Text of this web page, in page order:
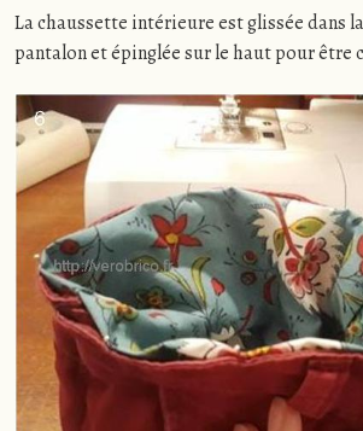
La chaussette intérieure est glissée dans
pantalon et épinglée sur le haut pour être